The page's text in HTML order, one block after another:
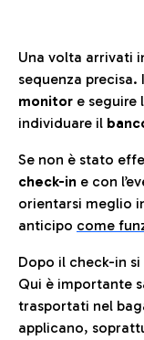
Una volta arrivati
sequenza precisa.
monitor e seguire
individuare il
Se non è stato
check-in e con
orientarsi meglio
anticipo come
Dopo il check-in
Qui è importante
trasportati nel
applicano,